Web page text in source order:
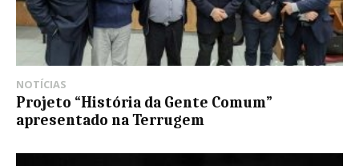
NOTÍCIAS
Projeto “História da Gente Comum”
apresentado na Terrugem